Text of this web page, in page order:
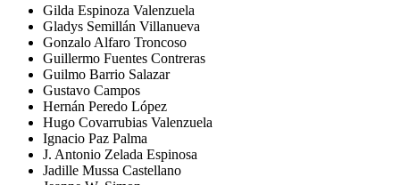
Gilda Espinoza Valenzuela
Gladys Semillán Villanueva
Gonzalo Alfaro Troncoso
Guillermo Fuentes Contreras
Guilmo Barrio Salazar
Gustavo Campos
Hernán Peredo López
Hugo Covarrubias Valenzuela
Ignacio Paz Palma
J. Antonio Zelada Espinosa
Jadille Mussa Castellano